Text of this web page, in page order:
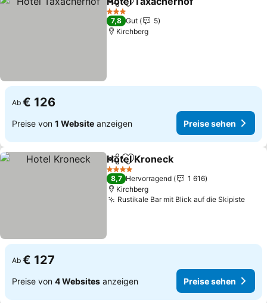
TeilenZu Favoriten hinzufügen
3 Sterne
7,8 Gut
5
Kirchberg
Ab € 126
Preise von 1 Website anzeigen Preise sehen
TeilenZu Favoriten hinzufügen
Hotel Kroneck
4 Sterne
8,7 Hervorragend
1 616
Kirchberg
Rustikale Bar mit Blick auf die Skipiste
Ab € 127
Preise von 4 Websites anzeigen Preise sehen